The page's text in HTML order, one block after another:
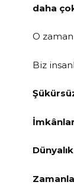
daha
O
Biz